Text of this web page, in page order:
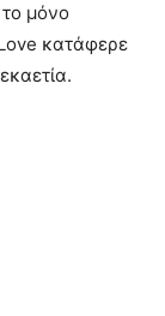
μόνο
κατάφερε